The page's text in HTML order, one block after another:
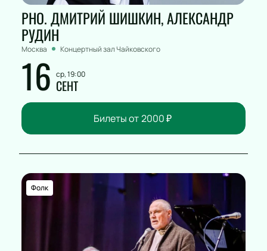
РНО. ДМИТРИЙ ШИШКИН, АЛЕКСАНДР
РУДИН
Москва Концертный зал Чайковского
16 ср, 19:00
СЕНТ
Билеты от 2000₽
Фолк